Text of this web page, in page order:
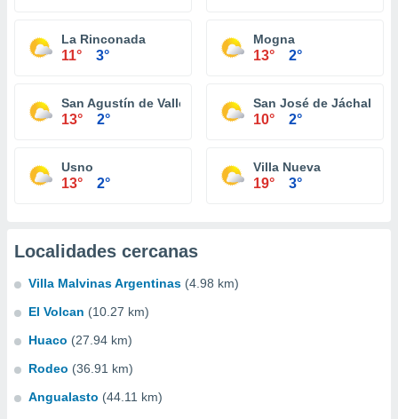
La Rinconada
11° 3°
Mogna
13° 2°
San Agustín de Valle Fertíl
13° 2°
San José de Jáchal
10° 2°
Usno
13° 2°
Villa Nueva
19° 3°
Localidades cercanas
Villa Malvinas Argentinas (4.98 km)
El Volcan (10.27 km)
Huaco (27.94 km)
Rodeo (36.91 km)
Angualasto (44.11 km)